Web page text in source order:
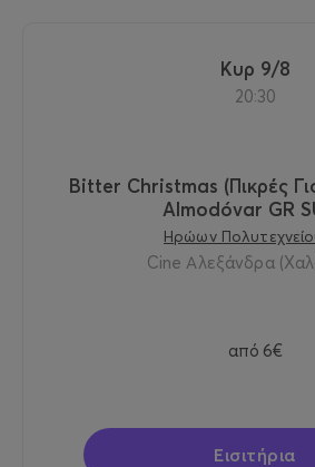
Κυρ 9/8
20:30
Bitter Christmas (Πικρές
Almodóvar GR
Ηρώων
Cine Αλεξάνδρα
από 6€
Εισιτήρια